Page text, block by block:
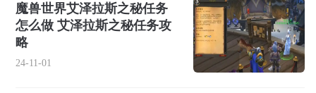
魔兽世界艾泽拉斯之秘任务
怎么做 艾泽拉斯之秘任务攻
略
24-11-01